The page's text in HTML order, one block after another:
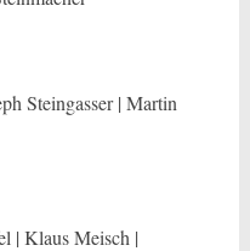
Steingasser | Martin
| Klaus Meisch |